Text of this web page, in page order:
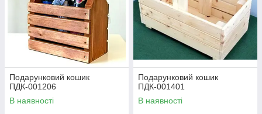
Подарунковий кошик
ПДК-001206
В наявності
Подарунковий кошик
ПДК-001401
В наявності